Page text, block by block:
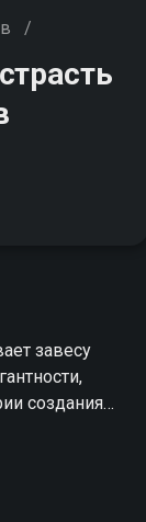
/
завесу
создания
стоимостью